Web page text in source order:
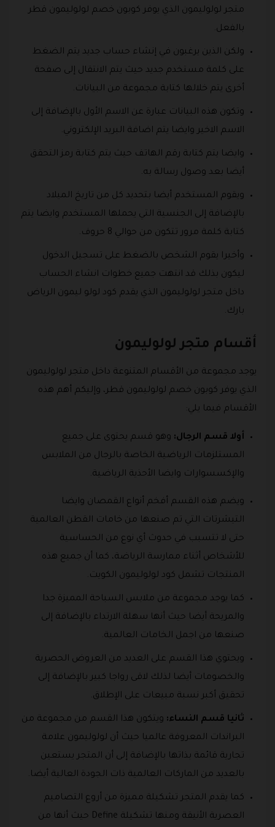
متجر لولوليمون الذي يوفر كوبون خصم لولوليمون قطر
بالفعل.
ولكن الذين يرغبون في إنشاء حساب جديد يتم الضغط
على كلمة مستخدم جديد حيث يتم الانتقال إلى صفحة
أخرى يتم خلالها كتابة مجموعة من البيانات.
وتكون هذه البيانات عبارة عن الاسم الأول بالإضافة إلى
الاسم الاخير وايضا يتم اضافة البريد الإلكتروني.
وايضا يتم كتابة رقم الهاتف حيث يتم كتابة رمز التحقق
أيضا بعد وصول رسالة به.
ويقوم المستخدم أيضا بتحديد كل من تاريخ الميلاد
بالإضافة إلى الجنسية التي يحملها المستخدم وايضا يتم
كتابة كلمة مرور تتكون من حوالي 8 حروف.
وأخيرا يقوم الشخص بالضغط على تسجيل الدخول
ليكون بذلك قد انتهت جميع خطوات انشاء الحساب
داخل متجر لولوليمون الذي يقدم كود لولو ليمون الرياض
بارك.
أقسام متجر لولوليمون
يوجد مجموعة من الأقسام المتنوعة داخل متجر لولوليمون
الذي يوفر كوبون خصم لولوليمون قطر، وإليكم أهم هذه
الأقسام فيما يلي:
أولا قسم الرجال: وهو قسم يحتوى على جميع
المستلزمات الرياضية الخاصة بالرجال من الملابس
والإكسسوارات وايضا الأحذية الرياضية.
ويضم هذه القسم أفخم أنواع القمصان وايضا
التيشرتات التي تم صنعها من خامات القطن العالمية
حتى لا تتسبب في حدوث أي نوع من الحساسية
للأشخاص أثناء ممارسة الرياضة، كما أن جميع هذه
المنتجات تشمل كود لولوليمون الكويت.
كما يوجد مجموعة من ملابس السباحة المميزة جدا
والمريحة أيضا حيث أنها سهلة الارتداء بالإضافة إلى
صنعها من اجمل الخامات العالمية.
ويحتوي هذا القسم على العديد من العروض الحصرية
والخصومات أيضا لذلك لاقى رواجا كبير بالإضافة إلى
تحقيق أكبر نسبة مبيعات على الإطلاق.
ثانيا قسم النساء: ويتكون هذا القسم من مجموعة من
البراندات المعروفة عالميا حيث أن لولوليمون علامة
تجارية قائمة بذاتها بالإضافة إلى أن المتجر يستعين
بالعديد من الماركات العالمية ذات الجودة العالية أيضا.
كما يقدم المتجر تشكيلة مميزة من أروع التصاميم
العصرية الأنيقة ومنها تشكيلة Define حيث أنها من